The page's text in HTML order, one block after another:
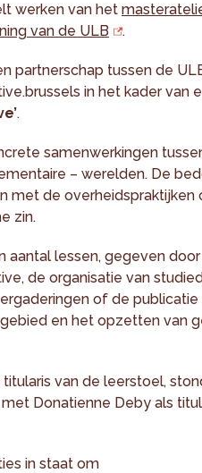
werken van het
van de ULB
.
partnerschap tussen de
in het kader van
.
samenwerkingen
– werelden. De
met de overheidspraktijken
zin.
lessen, gegeven
de organisatie van
of de publicatie
en het opzetten van
van de leerstoel,
met Donatienne Deby als
in staat om